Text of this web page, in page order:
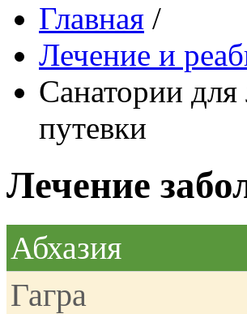
Главная /
Лечение и
Санатории
путевки
Лечение
Абхазия
Гагра